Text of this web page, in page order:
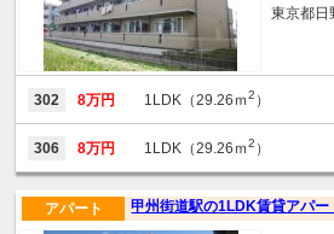
東京都日
302 8万円 1LDK（29.26ｍ2 ）
306 8万円 1LDK（29.26ｍ2 ）
甲州街道駅の1LDK賃貸アパー
アパート